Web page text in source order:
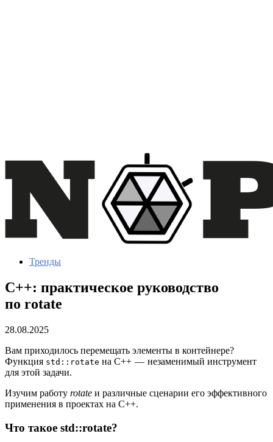
Тренды
C++: практическое руководство
по rotate
28.08.2025
Вам приходилось перемещать элементы в контейнере?
Функция std::rotate на C++ — незаменимый инструмент
для этой задачи.
Изучим работу rotate и различные сценарии его эффективного
применения в проектах на C++.
Что такое std::rotate?